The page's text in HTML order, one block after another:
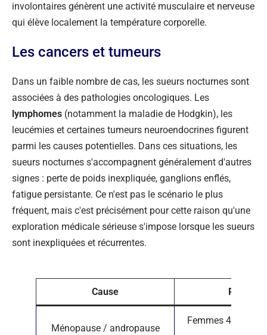
involontaires génèrent une activité musculaire et nerveuse
qui élève localement la température corporelle.
Les cancers et tumeurs
Dans un faible nombre de cas, les sueurs nocturnes sont
associées à des pathologies oncologiques. Les
lymphomes (notamment la maladie de Hodgkin), les
leucémies et certaines tumeurs neuroendocrines figurent
parmi les causes potentielles. Dans ces situations, les
sueurs nocturnes s'accompagnent généralement d'autres
signes : perte de poids inexpliquée, ganglions enflés,
fatigue persistante. Ce n'est pas le scénario le plus
fréquent, mais c'est précisément pour cette raison qu'une
exploration médicale sérieuse s'impose lorsque les sueurs
sont inexpliquées et récurrentes.
Cause Profil
Ménopause / andropause
Femmes 45-55